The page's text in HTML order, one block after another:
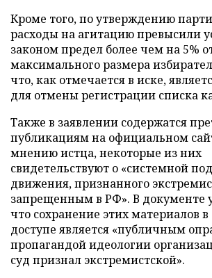
Кроме того, по утверждению
расходы на агитацию превысили
законом предел более чем на 5%
максимального размера
что, как отмечается в иске,
для отмены регистрации списка
Также в заявлении содержатся
публикациям на официальном
мнению истца, некоторые из них
свидетельствуют о «системной
движения, признанного
запрещенным в РФ». В документе
что сохранение этих материалов
доступе является «публичным
пропагандой идеологии
суд признал экстремистской».